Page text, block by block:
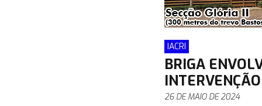
IACRI
BRIGA
26 DE MAIO DE 2024